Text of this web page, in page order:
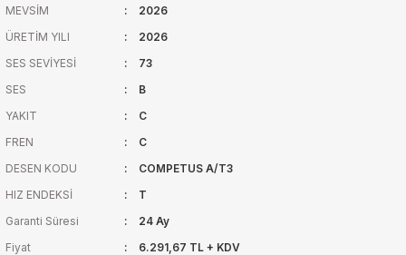
MEVSİM
2026
ÜRETİM YILI
2026
SES SEVİYESİ
73
SES
B
YAKIT
C
FREN
C
DESEN KODU
COMPETUS A/T3
HIZ ENDEKSİ
T
Garanti Süresi
24 Ay
Fiyat
6.291,67 TL + KDV